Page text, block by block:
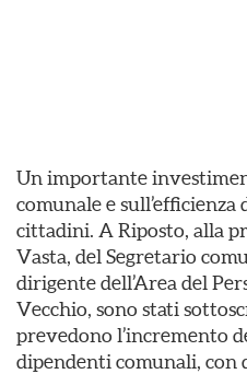
Un importante
comunale e
cittadini. A Riposto, alla
Vasta, del Segretario
dirigente dell’Area del
Vecchio, sono stati
prevedono l’incremento
dipendenti comunali, con